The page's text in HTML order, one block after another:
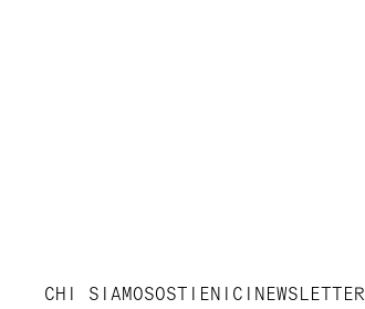
CHI SIAMOSOSTIENICI NEWSLETTER